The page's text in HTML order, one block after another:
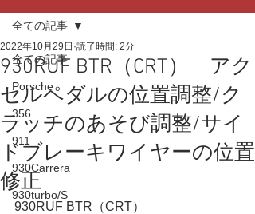
全ての記事
Porsche
356
911
930Carrera
930turbo/S
全ての記事
930RUF BTR（CRT） アク
セルペダルの位置調整/ク
ラッチのあそび調整/サイ
ドブレーキワイヤーの位置
修正
2022年10月29日 読了時間: 2分
930RUF BTR（CRT）